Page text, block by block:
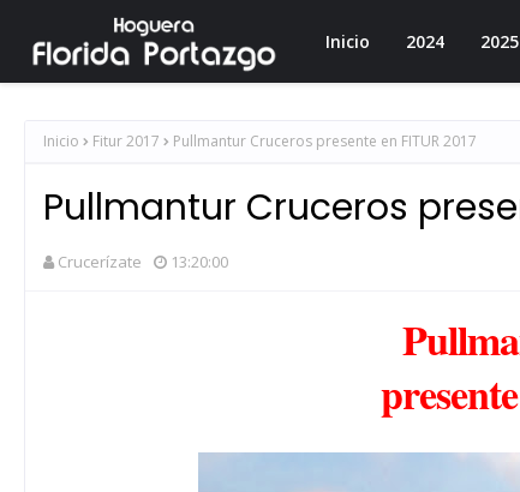
Inicio 2024 2025
Inicio Fitur 2017 Pullmantur Cruceros presente en FITUR 2017
Pullmantur Cruceros
Crucerízate 13:20:00
presente